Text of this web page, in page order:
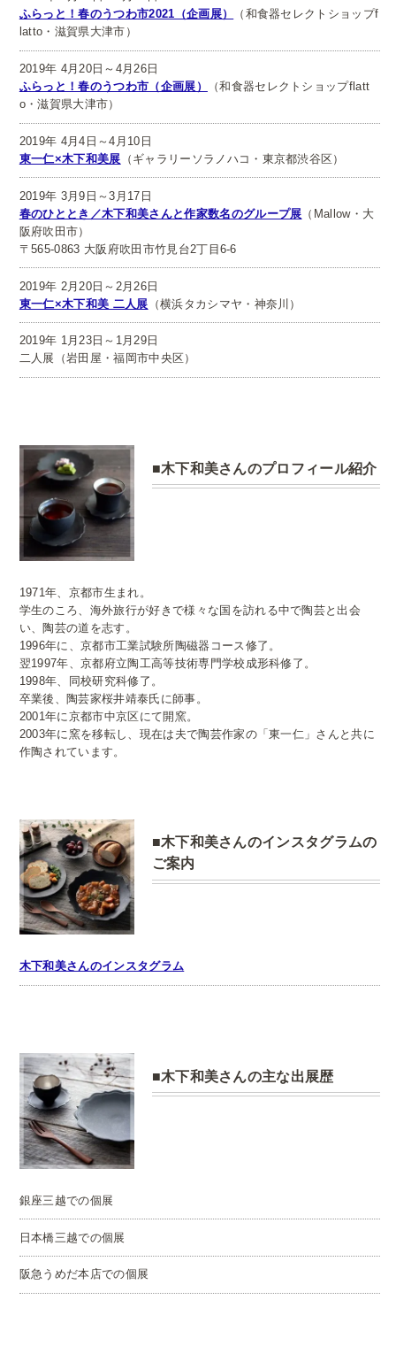
ふらっと！春のうつわ市2021（企画展）
（和食器セレクトショップf
latto・滋賀県大津市）
2019年 4月20日～4月26日
ふらっと！春のうつわ市（企画展）
（和食器セレクトショップflatt
o・滋賀県大津市）
2019年 4月4日～4月10日
東一仁×木下和美展 （ギャラリーソラノハコ・東京都渋谷区）
2019年 3月9日～3月17日
春のひととき／木下和美さんと作家数名のグループ展 （Mallow・大
阪府吹田市）
〒565-0863 大阪府吹田市竹見台2丁目6-6
2019年 2月20日～2月26日
東一仁×木下和美 二人展 （横浜タカシマヤ・神奈川）
2019年 1月23日～1月29日
二人展（岩田屋・福岡市中央区）
木下和美さんのプロフィール紹介
1971年、京都市生まれ。
学生のころ、海外旅行が好きで様々な国を訪れる中で陶芸と出会
い、陶芸の道を志す。
1996年に、京都市工業試験所陶磁器コース修了。
翌1997年、京都府立陶工高等技術専門学校成形科修了。
1998年、同校研究科修了。
卒業後、陶芸家桜井靖泰氏に師事。
2001年に京都市中京区にて開窯。
2003年に窯を移転し、現在は夫で陶芸作家の「東一仁」さんと共に
作陶されています。
木下和美さんのインスタグラムの
ご案内
木下和美さんのインスタグラム
木下和美さんの主な出展歴
銀座三越での個展
日本橋三越での個展
阪急うめだ本店での個展